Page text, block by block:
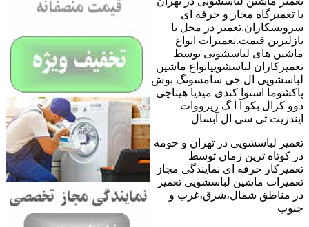
با تعمیرگاه مجاز و حرفه ای
سرویسکاران.تعمیر در محل با
نازلترین قیمت.تعمیرات انواع
ماشین های لباسشویی توسط
تعمیرکاران لباسشوییانواع ماشین
لباسشویی ال جی سامسونگ بوش
پاکشوما اسنوا کندی میدیا هیتاچی
دوو کرال بکو آ ا گ زیرووات
ایندزیت تی سی ال آبسال
تعمیر لباسشویی در تهران و حومه
در کوتاه ترین زمان توسط
تعمیرکار حرفه ای نمایندگی مجاز
تعمیرات ماشین لباسشویی تعمیر
در مناطق شمال،شرق،غرب و
جنوب